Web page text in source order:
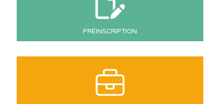
PRÉINSCRIPTION